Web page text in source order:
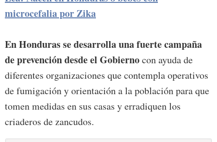
microcefalia por Zika
En Honduras se desarrolla una fuerte campaña
de prevención desde el Gobiernocon ayuda de
diferentes organizaciones que contempla operativos
de fumigación y orientación a la población para que
tomen medidas en sus casas y erradiquen los
criaderos de zancudos.